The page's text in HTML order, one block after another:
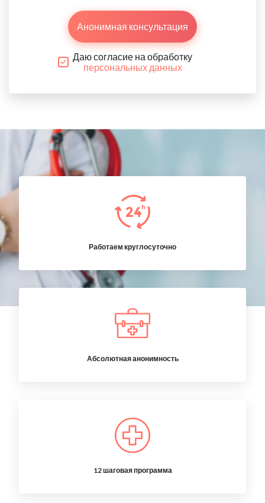
Анонимная консультация
Даю согласие на обработку
персональных данных
Работаем круглосуточно
Абсолютная анонимность
12 шаговая программа